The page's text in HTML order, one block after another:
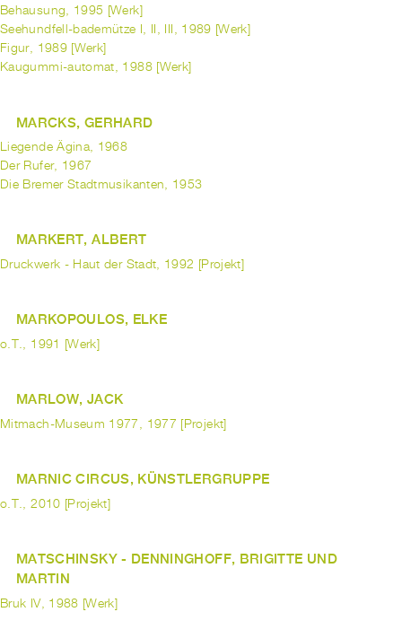
Behausung, 1995 [Werk]
Seehundfell-bademütze I, II, III, 1989 [Werk]
Figur, 1989 [Werk]
Kaugummi-automat, 1988 [Werk]
MARCKS, GERHARD
Liegende Ägina, 1968
Der Rufer, 1967
Die Bremer Stadtmusikanten, 1953
MARKERT, ALBERT
Druckwerk - Haut der Stadt, 1992 [Projekt]
MARKOPOULOS, ELKE
o.T., 1991 [Werk]
MARLOW, JACK
Mitmach-Museum 1977, 1977 [Projekt]
MARNIC CIRCUS, KÜNSTLERGRUPPE
o.T., 2010 [Projekt]
MATSCHINSKY - DENNINGHOFF, BRIGITTE UND
MARTIN
Bruk IV, 1988 [Werk]